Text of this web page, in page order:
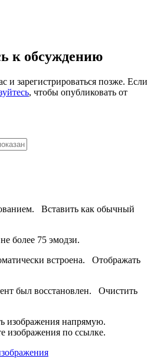
к обсуждению
и зарегистрироваться позже. Если
, чтобы опубликовать от
Вставить как обычный
более 75 эмодзи.
встроена. Отображать
был восстановлен. Очистить
изображения напрямую.
изображения по ссылке.